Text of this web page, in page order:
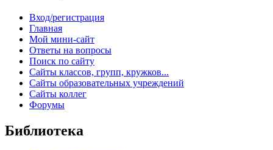
Вход/регистрация
Главная
Мой мини-сайт
Ответы на вопросы
Поиск по сайту
Сайты классов, групп, кружков...
Сайты образовательных учреждений
Сайты коллег
Форумы
Библиотека